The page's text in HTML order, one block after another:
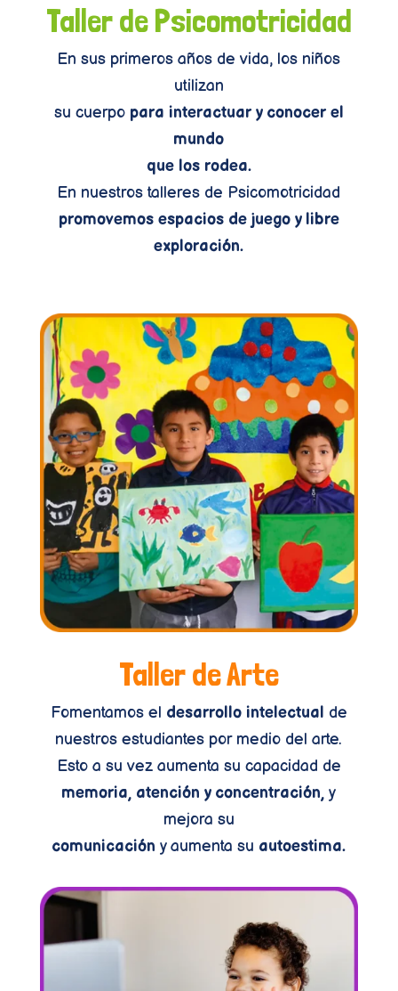
Taller de Psicomotricidad
En sus primeros años de vida, los niños
utilizan
su cuerpo para interactuar y conocer el
mundo
que los rodea.
En nuestros talleres de Psicomotricidad
promovemos espacios de juego y libre
exploración.
Taller de Arte
Fomentamos el desarrollo intelectual de
nuestros estudiantes por medio del arte.
Esto a su vez aumenta su capacidad de
memoria, atención y concentración, y
mejora su
comunicación y aumenta su autoestima.